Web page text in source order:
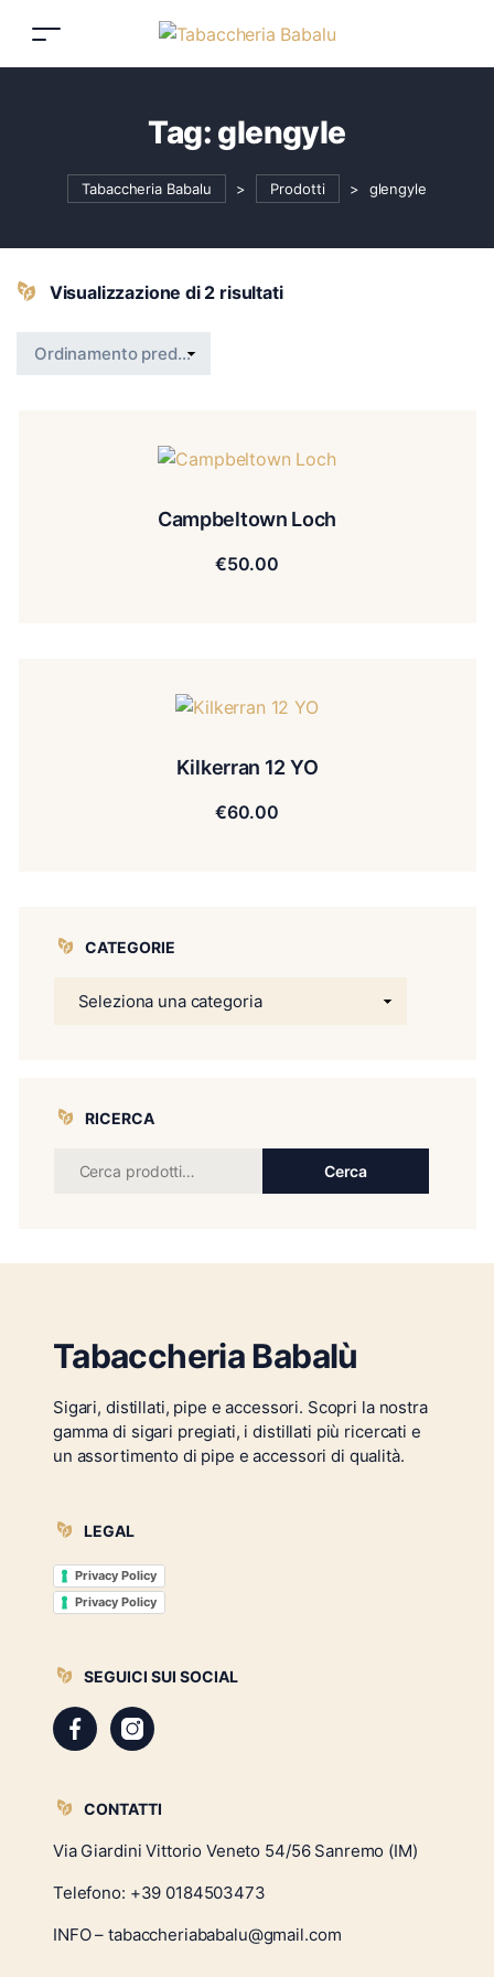
Tag: glengyle
Tabaccheria Babalu > Prodotti > glengyle
Visualizzazione di 2 risultati
Campbeltown Loch
€50.00
Kilkerran 12 YO
€60.00
CATEGORIE
RICERCA
Cerca
Tabaccheria Babalù
Sigari, distillati, pipe e accessori. Scopri la nostra
gamma di sigari pregiati, i distillati più ricercati e
un assortimento di pipe e accessori di qualità.
LEGAL
Privacy Policy
Privacy Policy
SEGUICI SUI SOCIAL
CONTATTI
Via Giardini Vittorio Veneto 54/56 Sanremo (IM)
Telefono: +39 0184503473
INFO – tabaccheriababalu@gmail.com